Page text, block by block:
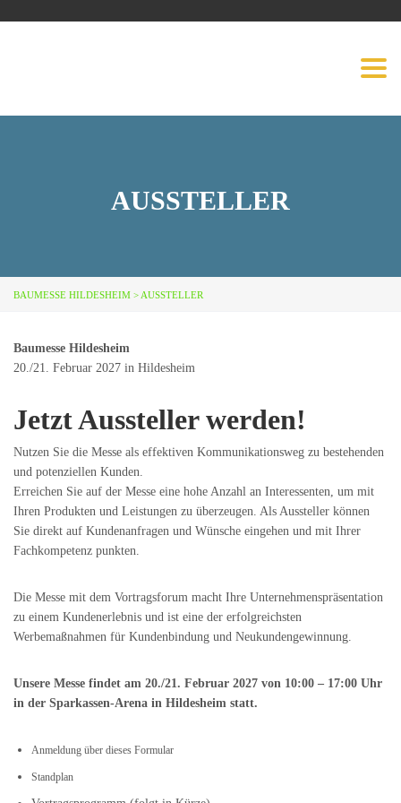
AUSSTELLER
BAUMESSE HILDESHEIM > AUSSTELLER
Baumesse Hildesheim
20./21. Februar 2027 in Hildesheim
Jetzt Aussteller werden!
Nutzen Sie die Messe als effektiven Kommunikationsweg zu bestehenden
und potenziellen Kunden.
Erreichen Sie auf der Messe eine hohe Anzahl an Interessenten, um mit
Ihren Produkten und Leistungen zu überzeugen. Als Aussteller können
Sie direkt auf Kundenanfragen und Wünsche eingehen und mit Ihrer
Fachkompetenz punkten.
Die Messe mit dem Vortragsforum macht Ihre Unternehmenspräsentation
zu einem Kundenerlebnis und ist eine der erfolgreichsten
Werbemaßnahmen für Kundenbindung und Neukundengewinnung.
Unsere Messe findet am 20./21. Februar 2027 von 10:00 – 17:00 Uhr
in der Sparkassen-Arena in Hildesheim statt.
Anmeldung über dieses Formular
Standplan